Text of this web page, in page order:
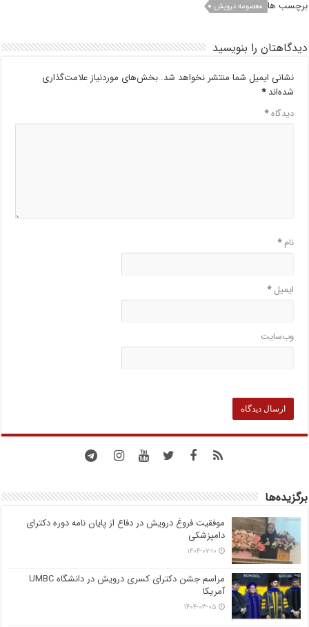
برچسب ها معصومه درویش
دیدگاهتان را بنویسید
نشانی ایمیل شما منتشر نخواهد شد. بخش‌های موردنیاز علامت‌گذاری
شده‌اند*
دیدگاه*
نام*
ایمیل*
وب‌سایت
برگزیده‌ها
موفقیت فروغ درویش در دفاع از پایان نامه دوره دکترای
دامپزشکی
۱۴۰۴-۰۷-۱۰
مراسم جشن دکترای کسری درویش در دانشگاه UMBC
آمریکا
۱۴۰۴-۰۳-۰۵